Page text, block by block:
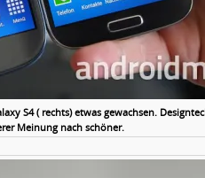
S4 ( rechts) etwas gewachsen.
Meinung nach schöner.